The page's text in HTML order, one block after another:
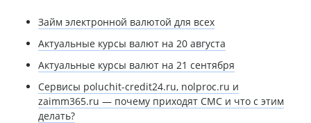
Займ электронной валютой для всех
Актуальные курсы валют на 20 августа
Актуальные курсы валют на 21 сентября
Сервисы poluchit-credit24.ru, nolproc.ru и
zaimm365.ru — почему приходят СМС и что с этим
делать?